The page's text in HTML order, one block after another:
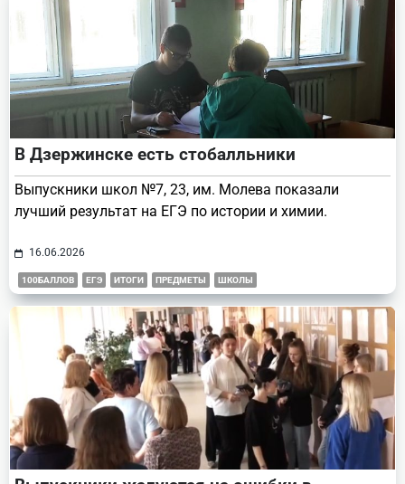
В Дзержинске есть стобалльники
Выпускники школ №7, 23, им. Молева показали
лучший результат на ЕГЭ по истории и химии.
16.06.2026
100БАЛЛОВ ЕГЭ ИТОГИ ПРЕДМЕТЫ ШКОЛЫ